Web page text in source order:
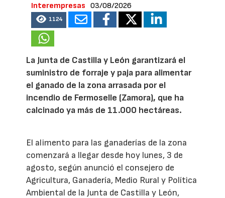
Interempresas
03/08/2026
1124
La Junta de Castilla y León garantizará el
suministro de forraje y paja para alimentar
el ganado de la zona arrasada por el
incendio de Fermoselle (Zamora), que ha
calcinado ya más de 11.000 hectáreas.
El alimento para las ganaderías de la zona
comenzará a llegar desde hoy lunes, 3 de
agosto, según anunció el consejero de
Agricultura, Ganadería, Medio Rural y Política
Ambiental de la Junta de Castilla y León,